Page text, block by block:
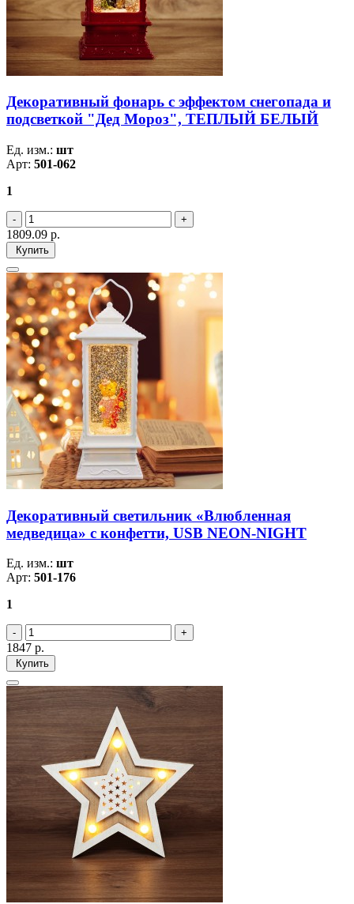
Декоративный фонарь с эффектом снегопада и
подсветкой "Дед Мороз", ТЕПЛЫЙ БЕЛЫЙ
Ед. изм.: шт
Арт: 501-062
1
1809.09 р.
Купить
Декоративный светильник «Влюбленная
медведица» с конфетти, USB NEON-NIGHT
Ед. изм.: шт
Арт: 501-176
1
1847 р.
Купить